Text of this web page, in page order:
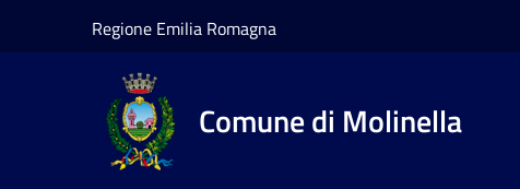
Regione Emilia Romagna
Comune di Molinella